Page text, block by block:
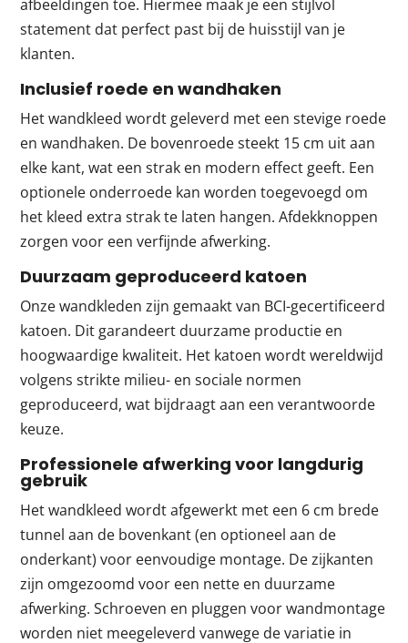
afbeeldingen toe. Hiermee maak je een stijlvol
statement dat perfect past bij de huisstijl van je
klanten.
Inclusief roede en wandhaken
Het wandkleed wordt geleverd met een stevige roede
en wandhaken. De bovenroede steekt 15 cm uit aan
elke kant, wat een strak en modern effect geeft. Een
optionele onderroede kan worden toegevoegd om
het kleed extra strak te laten hangen. Afdekknoppen
zorgen voor een verfijnde afwerking.
Duurzaam geproduceerd katoen
Onze wandkleden zijn gemaakt van BCI-gecertificeerd
katoen. Dit garandeert duurzame productie en
hoogwaardige kwaliteit. Het katoen wordt wereldwijd
volgens strikte milieu- en sociale normen
geproduceerd, wat bijdraagt aan een verantwoorde
keuze.
Professionele afwerking voor langdurig
gebruik
Het wandkleed wordt afgewerkt met een 6 cm brede
tunnel aan de bovenkant (en optioneel aan de
onderkant) voor eenvoudige montage. De zijkanten
zijn omgezoomd voor een nette en duurzame
afwerking. Schroeven en pluggen voor wandmontage
worden niet meegeleverd vanwege de variatie in